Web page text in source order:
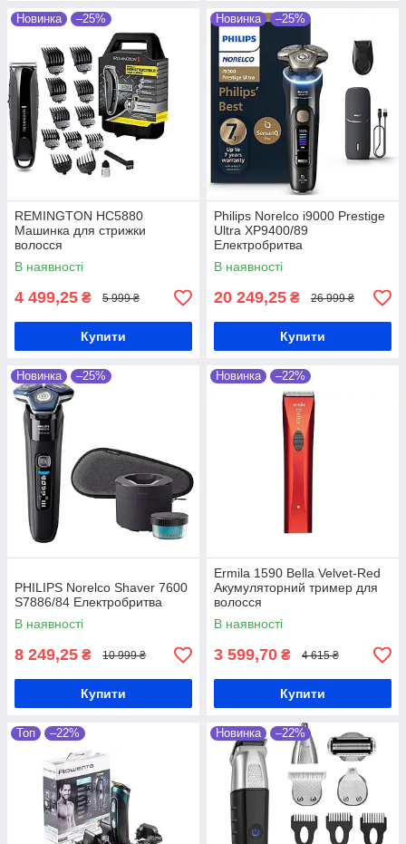
Новинка –25%
REMINGTON HC5880
Машинка для стрижки
волосся
В наявності
4 499,25 ₴ 5 999 ₴
Купити
Новинка –25%
Philips Norelco i9000 Prestige
Ultra XP9400/89
Електробритва
В наявності
20 249,25 ₴ 26 999 ₴
Купити
Новинка –25%
PHILIPS Norelco Shaver 7600
S7886/84 Електробритва
В наявності
8 249,25 ₴ 10 999 ₴
Купити
Новинка –22%
Ermila 1590 Bella Velvet-Red
Акумуляторний тример для
волосся
В наявності
3 599,70 ₴ 4 615 ₴
Купити
Топ –22% Новинка –22%